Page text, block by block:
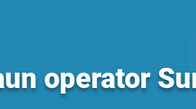
operator